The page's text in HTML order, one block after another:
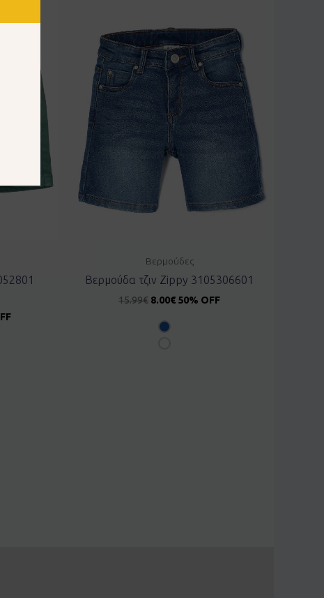
Βερμούδες
Βερμούδα τζιν Zippy 3105306601
15.99€ 8.00€ 50% OFF